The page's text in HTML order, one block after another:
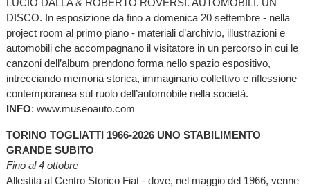
LUCIO DALLA & ROBERTO ROVERSI. AUTOMOBILI. UN
DISCO. In esposizione da fino a domenica 20 settembre - nella
project room al primo piano - materiali d’archivio, illustrazioni e
automobili che accompagnano il visitatore in un percorso in cui le
canzoni dell’album prendono forma nello spazio espositivo,
intrecciando memoria storica, immaginario collettivo e riflessione
contemporanea sul ruolo dell’automobile nella società.
INFO: www.museoauto.com
TORINO TOGLIATTI 1966-2026 UNO STABILIMENTO
GRANDE SUBITO
Fino al 4 ottobre
Allestita al Centro Storico Fiat - dove, nel maggio del 1966, venne